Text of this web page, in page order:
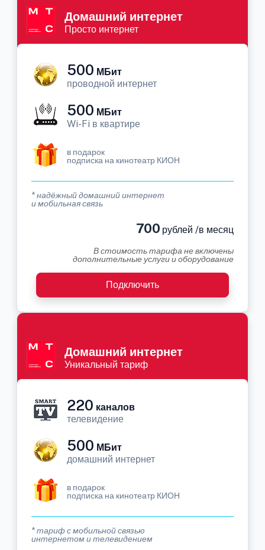
Домашний интернет
Просто интернет
500 МБит
проводной интернет
500 МБит
Wi-Fi в квартире
в подарок
подписка на кинотеатр КИОН
* надёжный домашний интернет
и мобильная связь
700 рублей /в месяц
В стоимость тарифа не включены
дополнительные услуги и оборудование
Подключить
Домашний интернет
Уникальный тариф
220 каналов
телевидение
500 МБит
домашний интернет
в подарок
подписка на кинотеатр КИОН
* тариф с мобильной связью
интернетом и телевидением